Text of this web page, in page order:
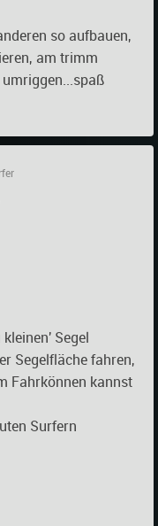
so aufbauen,
am trimm
Segel
Segelfläche fahren,
Fahrkönnen kannst
Surfern